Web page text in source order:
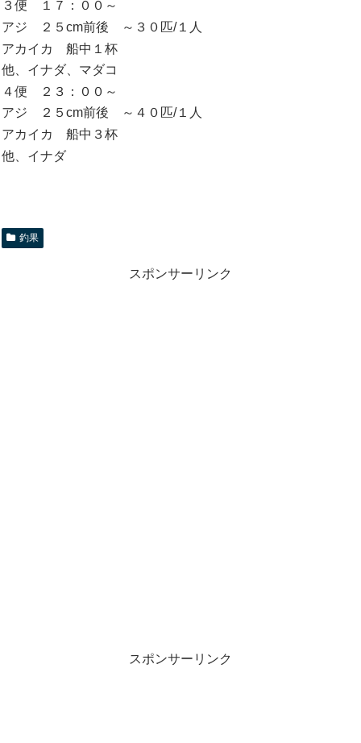
３便 １７：００～
アジ ２５cm前後 ～３０匹/１人
アカイカ 船中１杯
他、イナダ、マダコ
４便 ２３：００～
アジ ２５cm前後 ～４０匹/１人
アカイカ 船中３杯
他、イナダ
釣果
スポンサーリンク
スポンサーリンク